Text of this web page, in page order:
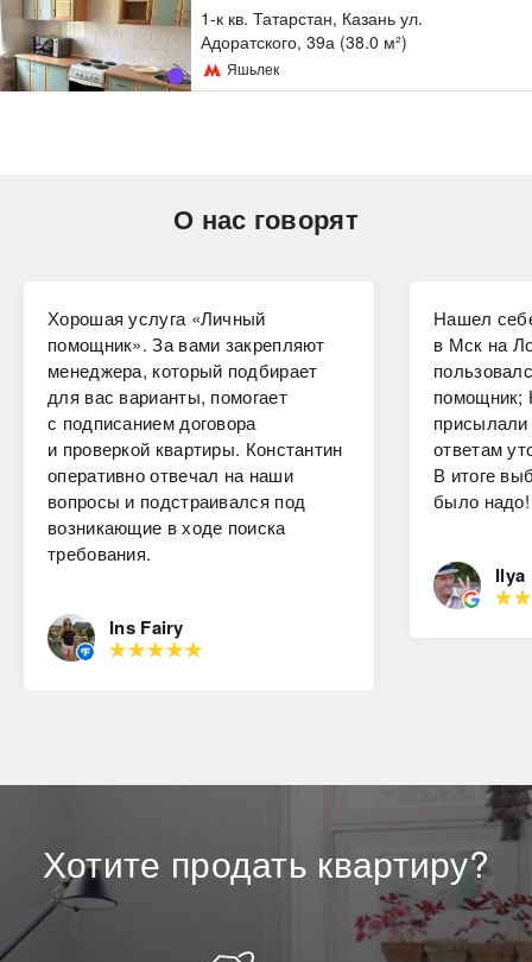
1-к кв. Татарстан, Казань ул.
Адоратского, 39а (38.0 м²)
Яшьлек
О нас говорят
Хорошая услуга «Личный
помощник». За вами закрепляют
менеджера, который подбирает
для вас варианты, помогает
с подписанием договора
и проверкой квартиры. Константин
оперативно отвечал на наши
вопросы и подстраивался под
возникающие в ходе поиска
требования.
Ins Fairy
Нашел
в Мск на
помощник;
ответам
В итоге
было надо!
Ilya
Хотите продать квартиру?